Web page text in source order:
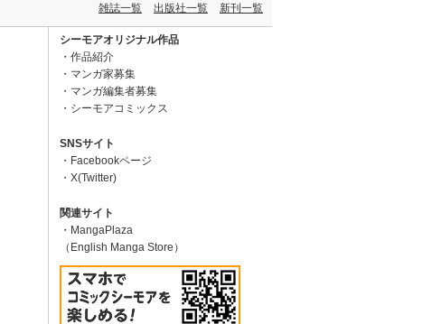
雑誌一覧 出版社一覧 新刊一覧
シーモアオリジナル作品
作品紹介
マンガ家募集
マンガ編集者募集
シーモアコミックス
SNSサイト
Facebookページ
X(Twitter)
関連サイト
MangaPlaza
（English Manga Store）